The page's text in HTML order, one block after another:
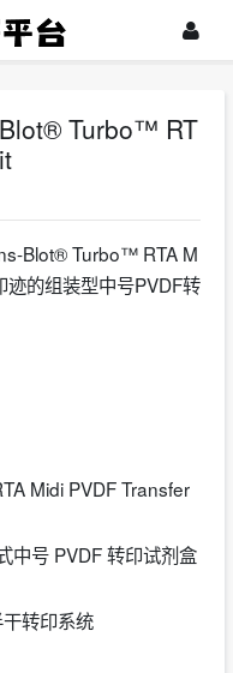
Turbo™ RT
Blot® Turbo™ RTA M
的组装型中号PVDF转
Midi PVDF Transfer
中号 PVDF 转印试剂盒
转印系统